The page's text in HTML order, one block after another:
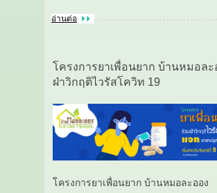
อ่านต่อ
โครงการยาเพื่อนยาก บ้านหมอละ
ฝ่าวิกฤติไวรัสโควิท 19
โครงการยาเพื่อนยาก บ้านหมอละออง